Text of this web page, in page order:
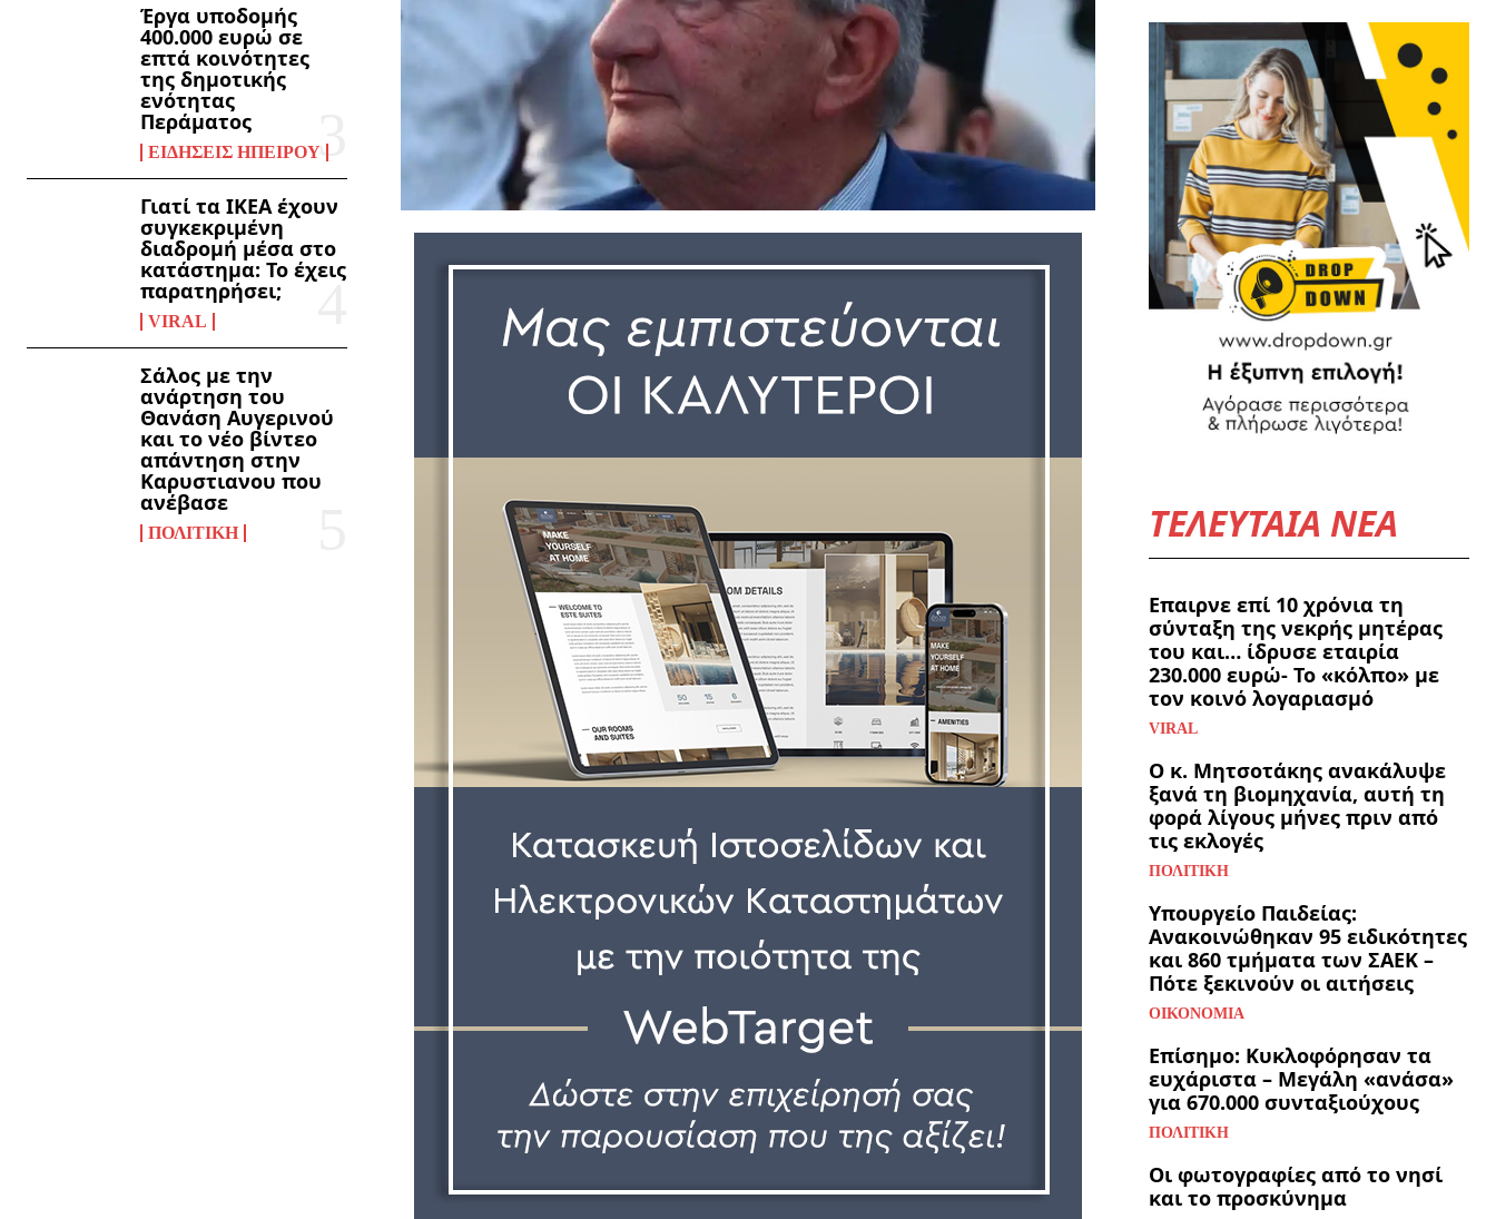
Έργα υποδομής
400.000 ευρώ σε
επτά κοινότητες
της δημοτικής
ενότητας
Περάματος
ΕΙΔΉΣΕΙΣ ΗΠΕΊΡΟΥ
Γιατί τα ΙΚΕΑ έχουν
συγκεκριμένη
διαδρομή μέσα στο
κατάστημα: Το έχεις
παρατηρήσει;
VIRAL
Σάλος με την
ανάρτηση του
Θανάση Αυγερινού
και το νέο βίντεο
απάντηση στην
Καρυστιανου που
ανέβασε
ΠΟΛΙΤΙΚΉ ΤΕΛΕΥΤΑΙΑ ΝΕΑ
Επαιρνε επί 10 χρόνια τη
σύνταξη της νεκρής μητέρας
του και… ίδρυσε εταιρία
230.000 ευρώ- Το «κόλπο» με
τον κοινό λογαριασμό
VIRAL
Ο κ. Μητσοτάκης ανακάλυψε
ξανά τη βιομηχανία, αυτή τη
φορά λίγους μήνες πριν από
τις εκλογές
ΠΟΛΙΤΙΚΉ
Υπουργείο Παιδείας:
Ανακοινώθηκαν 95 ειδικότητες
και 860 τμήματα των ΣΑΕΚ –
Πότε ξεκινούν οι αιτήσεις
ΟΙΚΟΝΟΜΊΑ
Επίσημο: Κυκλοφόρησαν τα
ευχάριστα – Μεγάλη «ανάσα»
για 670.000 συνταξιούχους
ΠΟΛΙΤΙΚΉ
Οι φωτογραφίες από το νησί
και το προσκύνημα